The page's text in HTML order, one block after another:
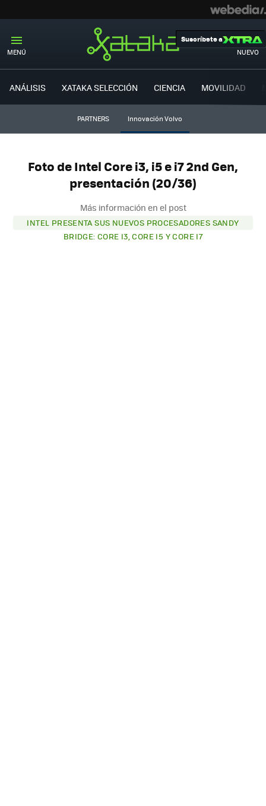
MENÚ NUEVO
Suscríbete a
ANÁLISIS XATAKA SELECCIÓN CIENCIA MOVILIDAD
PARTNERS Innovación Volvo
Foto de Intel Core i3, i5 e i7 2nd Gen,
presentación (20/36)
Más información en el post
INTEL PRESENTA SUS NUEVOS PROCESADORES SANDY
BRIDGE: CORE I3, CORE I5 Y CORE I7